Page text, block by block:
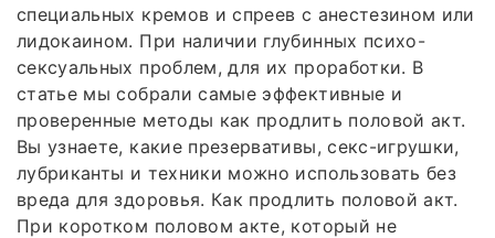
специальных кремов и спреев с анестезином или
лидокаином. При наличии глубинных психо-
сексуальных проблем, для их проработки. В
статье мы собрали самые эффективные и
проверенные методы как продлить половой акт.
Вы узнаете, какие презервативы, секс-игрушки,
лубриканты и техники можно использовать без
вреда для здоровья. Как продлить половой акт.
При коротком половом акте, который не